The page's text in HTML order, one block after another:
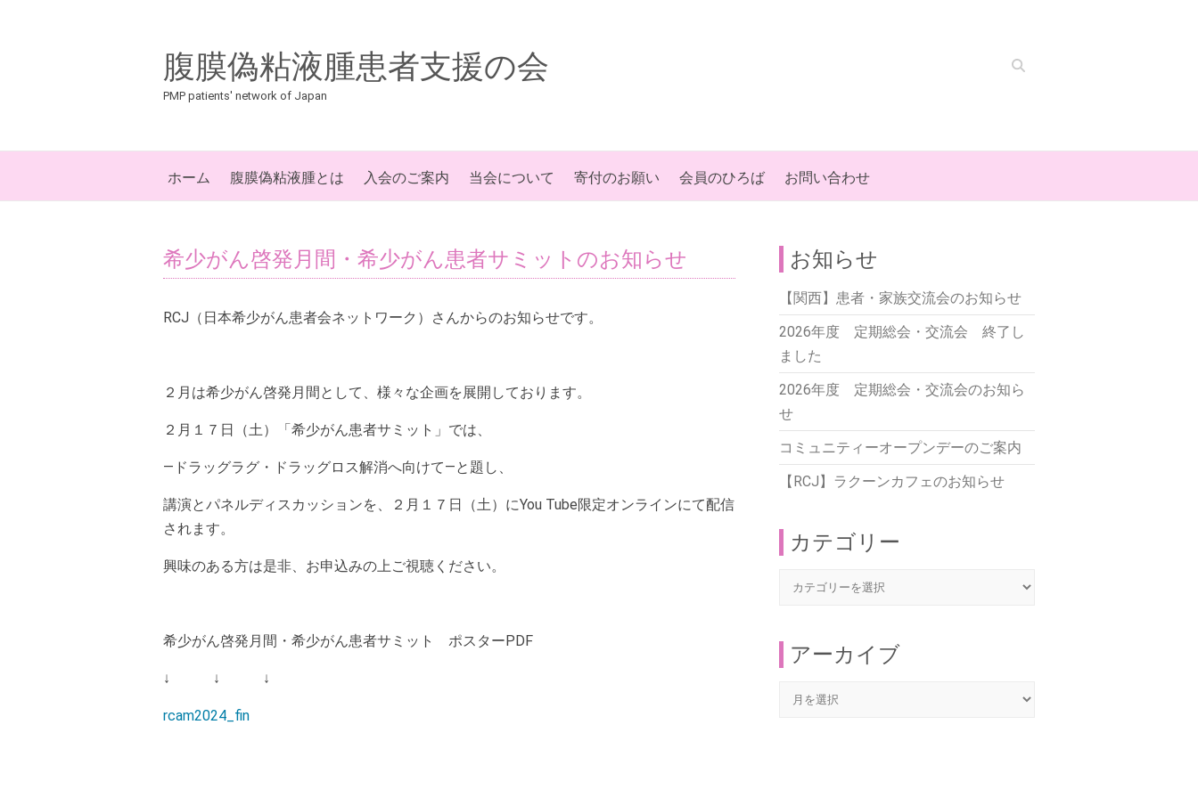
Search
腹膜偽粘液腫患者支援の会
PMP patients' network of Japan
ホーム 腹膜偽粘液腫とは 入会のご案内 当会について 寄付のお願い 会員のひろば お問い合わせ
希少がん啓発月間・希少がん患者サミットのお知らせ
RCJ（日本希少がん患者会ネットワーク）さんからのお知らせです。
２月は希少がん啓発月間として、様々な企画を展開しております。
２月１７日（土）「希少がん患者サミット」では、
―ドラッグラグ・ドラッグロス解消へ向けて―と題し、
講演とパネルディスカッションを、２月１７日（土）にYou Tube限定オンラインにて配信
されます。
興味のある方は是非、お申込みの上ご視聴ください。
希少がん啓発月間・希少がん患者サミット ポスターPDF
↓ ↓ ↓
rcam2024_fin
お知らせ
【関西】患者・家族交流会のお知らせ
2026年度 定期総会・交流会 終了し
ました
2026年度 定期総会・交流会のお知ら
せ
コミュニティーオープンデーのご案内
【RCJ】ラクーンカフェのお知らせ
カテゴリー
リアーカイブ